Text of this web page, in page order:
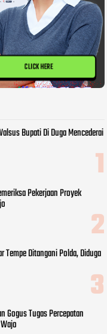
CLICK HERE
Bupati Di Duga Mencederai
Pekerjaan Proyek
Tempe Ditangani Polda, Diduga
Gogus Tugas Percepatan